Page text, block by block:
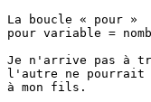
La boucle « pour »
pour variable =
Je n'arrive pas à
l'autre ne pourrait
à mon fils.